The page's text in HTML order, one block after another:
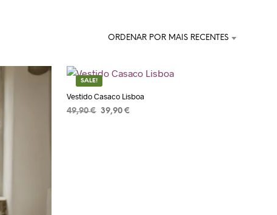
ORDENAR POR MAIS RECENTES
SALE!
Vestido Casaco Lisboa
49,90€ 39,90 €